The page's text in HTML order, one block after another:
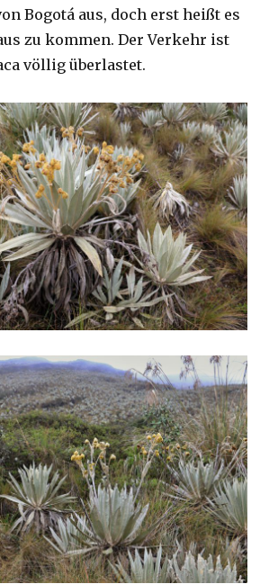
Bogotá aus, doch erst heißt es
zu kommen. Der Verkehr ist
völlig überlastet.